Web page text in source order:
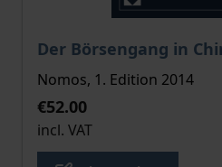
Der Börsengang in
The price depends on
Nomos, 1. Edition 2014
€52.00
incl. VAT